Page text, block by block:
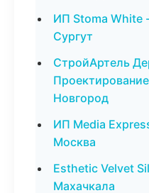
ИП Stoma White
Сургут
СтройАртель
Новгород
ИП Media
Москва
Esthetic Velvet
Махачкала